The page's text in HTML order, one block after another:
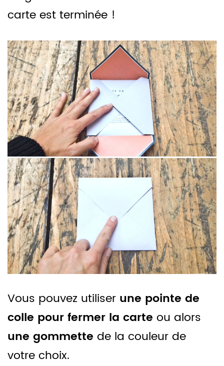
carte est terminée !
Vous pouvez utiliser une pointe de
colle pour fermer la carte ou alors
une gommette de la couleur de
votre choix.